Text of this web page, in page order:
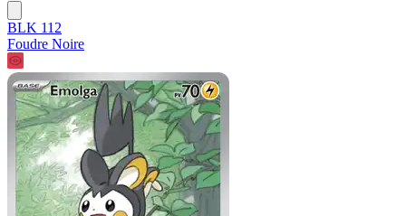
BLK 112
Foudre Noire